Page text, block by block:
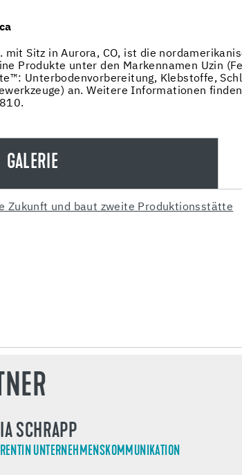
mit Sitz in Aurora, CO, ist die
Produkte unter den Markennamen Uzin
Unterbodenvorbereitung, Klebstoffe,
an. Weitere Informationen
GALERIE
SCHRAPP
UNTERNEHMENSKOMMUNIKATION